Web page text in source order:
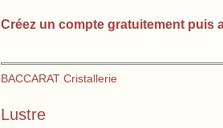
Créez un compte gratuitement puis
BACCARAT Cristallerie
Lustre